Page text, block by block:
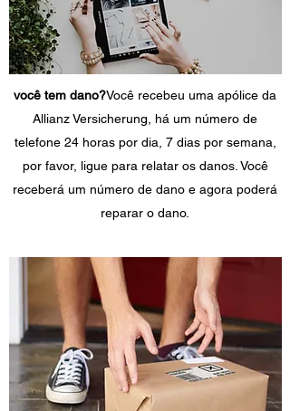
você tem dano?Você recebeu uma apólice da
Allianz Versicherung, há um número de
telefone 24 horas por dia, 7 dias por semana,
por favor, ligue para relatar os danos. Você
receberá um número de dano e agora poderá
reparar o dano.